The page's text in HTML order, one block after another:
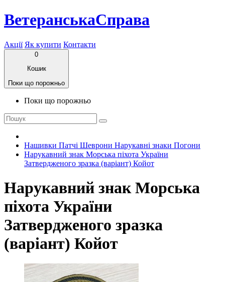
ВетеранськаСправа
Акції Як купити Контакти
0
Кошик
Поки що порожньо
Поки що порожньо
Нашивки Патчі Шеврони Нарукавні знаки Погони
Нарукавний знак Морська піхота України
Затвердженого зразка (варіант) Койот
Нарукавний знак Морська
піхота України
Затвердженого зразка
(варіант) Койот